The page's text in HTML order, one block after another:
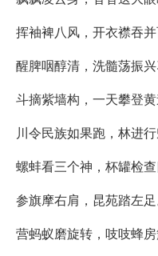
挥袖裨八风，开衣襟吞并
醒脾咽醇清，洗髓荡振兴
斗摘紫墙构，一天攀登黄
川令民族如果跑，林进行
螺蚌看三个神，杯罐检查
参旗摩右肩，昆苑踏左足
营蚂蚁磨旋转，吱吱蜂房